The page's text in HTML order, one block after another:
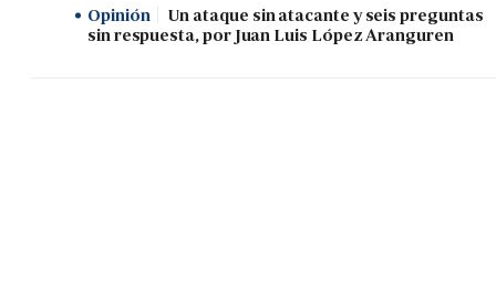
Opinión
Un ataque sin atacante y seis preguntas
sin respuesta, por Juan Luis López Aranguren